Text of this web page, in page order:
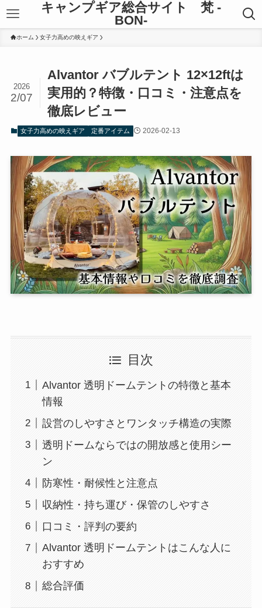
キャンプギア総合サイト 梵 -
BON-
ホーム 女子力高めの映えギア
Alvantor バブルテント 12×12ftは
実用的？特徴・口コミ・注意点を
徹底レビュー
2026
2/07
女子力高めの映えギア 定番アイテム 2026-02-13
目次
Alvantor 透明ドームテントの特徴と基本
情報
設営のしやすさとワンタッチ構造の実際
透明ドームならではの開放感と使用シー
ン
防寒性・耐候性と注意点
収納性・持ち運び・保管のしやすさ
口コミ・評判の要約
Alvantor 透明ドームテントはこんな人に
おすすめ
総合評価